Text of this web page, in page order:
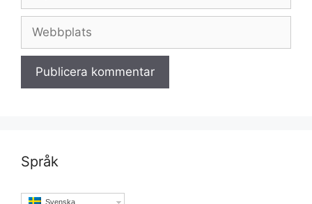
Webbplats
Språk
Svenska